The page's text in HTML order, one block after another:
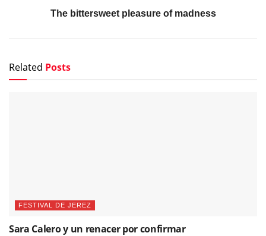
The bittersweet pleasure of madness
Related Posts
FESTIVAL DE JEREZ
Sara Calero y un renacer por confirmar